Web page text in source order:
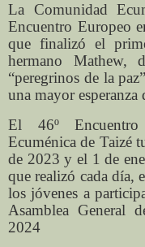
La Comunidad
Encuentro Europeo
que finalizó el
hermano Mathew,
“peregrinos de la
una mayor
El 46º
Ecuménica de Taizé
de 2023 y el 1 de
que realizó cada día,
los jóvenes a
Asamblea General
2024